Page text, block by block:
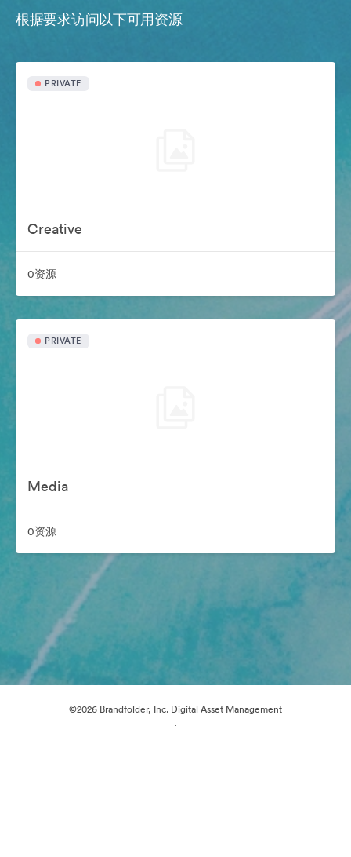
根据要求访问以下可用资源
PRIVATE
Creative
0资源
PRIVATE
Media
0资源
©2026 Brandfolder, Inc. Digital Asset Management
·